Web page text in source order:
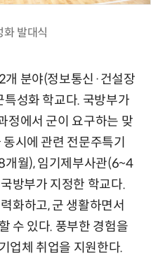
화 발대식
개 분야(정보통신·건설장
성화 학교다. 국방부가
정에서 군이 요구하는 맞
시에 관련 전문주특기
개월), 임기제부사관(6~4
방부가 지정한 학교다.
화하고, 군 생활하면서
수 있다. 풍부한 경험을
업체 취업을 지원한다.